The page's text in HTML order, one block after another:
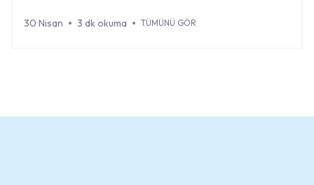
30 Nisan 3 dk okuma TÜMÜNÜ GÖR